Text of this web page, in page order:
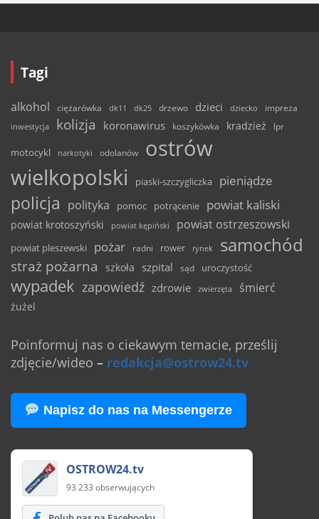
Tagi
alkohol ciężarówka dk11 dk25 drzewo dzieci dziecko
impreza
inwestycja
kolizja koronawirus koszykówka kradzież lpr
motocykl narkotyki odolanów
ostrów
wielkopolski
piaski-szczygliczka pieniądze
policja polityka pomoc potrącenie powiat kaliski
powiat krotoszyński powiat kępiński powiat ostrzeszowski
powiat pleszewski pożar radni rower rynek samochód
straż pożarna szkoła szpital sąd uroczystość
wypadek zapowiedź zdrowie zwierzęta śmierć
żużel
Poinformuj nas o ciekawym temacie, prześlij
zdjęcie/wideo – redakcja@ostrow24.tv
Napisz do nas na Messengerze
OSTROW24.tv
93 233 obserwujących